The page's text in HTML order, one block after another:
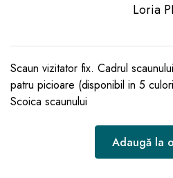
Loria
Scaun vizitator fix. Cadrul
patru picioare (disponibil in 5
Scoica scaunului
Adaugă la